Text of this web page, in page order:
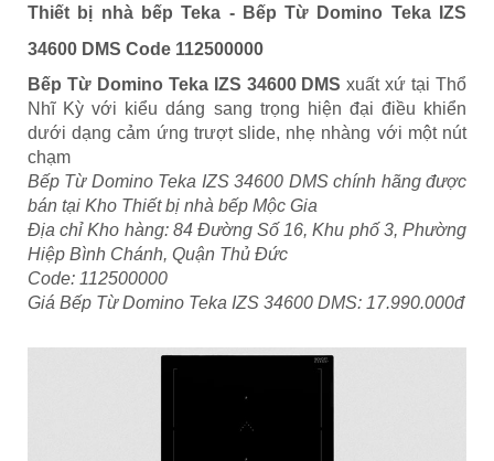
Thiết bị nhà bếp Teka - Bếp Từ Domino Teka IZS
34600 DMS Code 112500000
Bếp Từ Domino Teka IZS 34600 DMS xuất xứ tại Thổ
Nhĩ Kỳ với kiểu dáng sang trọng hiện đại điều khiển
dưới dạng cảm ứng trượt slide, nhẹ nhàng với một nút
chạm
Bếp Từ Domino Teka IZS 34600 DMS chính hãng được
bán tại Kho Thiết bị nhà bếp Mộc Gia
Địa chỉ Kho hàng: 84 Đường Số 16, Khu phố 3, Phường
Hiệp Bình Chánh, Quận Thủ Đức
Code: 112500000
Giá Bếp Từ Domino Teka IZS 34600 DMS: 17.990.000đ